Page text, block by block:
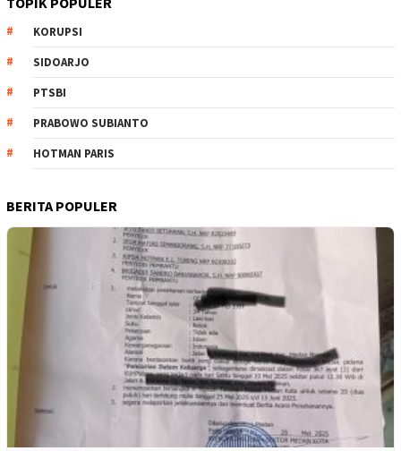
KORUPSI
SIDOARJO
PTSBI
PRABOWO SUBIANTO
HOTMAN PARIS
BERITA POPULER